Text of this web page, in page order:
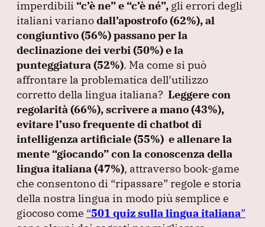
imperdibili “c’è ne”e“c’è né”, gli errori degli
italiani varianodall’apostrofo(62%), al
congiuntivo(56%) passano per la
declinazione dei verbi (50%) e la
punteggiatura (52%). Ma come si può
affrontare la problematica dell’utilizzo
corretto della lingua italiana? Leggere con
regolarità (66%), scrivere a mano(43%),
evitare l’uso frequente di chatbot di
intelligenza artificiale(55%) e allenare la
mente“giocando”con la conoscenza della
lingua italiana (47%), attraverso book-game
che consentono di “ripassare” regole e storia
della nostra lingua in modo più semplice e
giocoso come “501 quiz sulla lingua italiana”